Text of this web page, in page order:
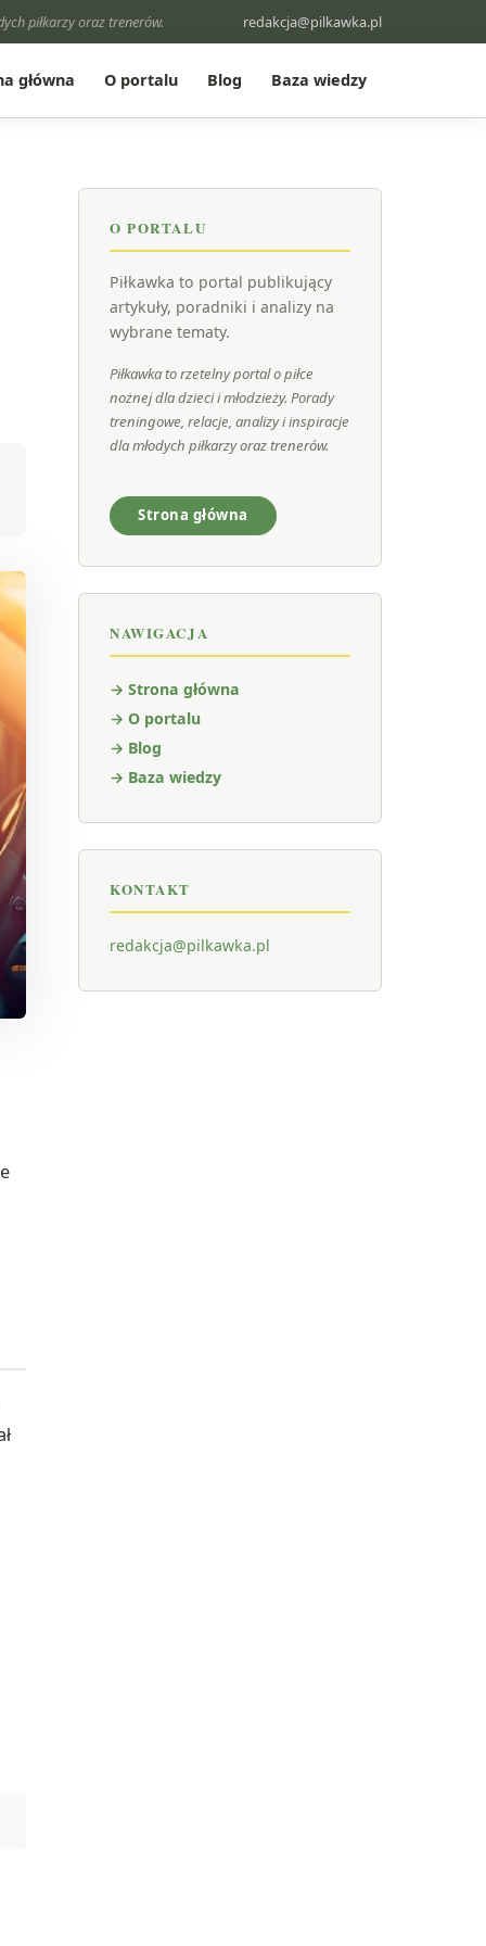
piłkarzy oraz trenerów. redakcja@pilkawka.pl
główna O portalu Blog Baza wiedzy
O PORTALU
Piłkawka to portal publikujący
artykuły, poradniki i analizy na
wybrane tematy.
Piłkawka to rzetelny portal o piłce
nożnej dla dzieci i młodzieży. Porady
treningowe, relacje, analizy i inspiracje
dla młodych piłkarzy oraz trenerów.
Strona główna
NAWIGACJA
→ Strona główna
→ O portalu
→ Blog
→ Baza wiedzy
KONTAKT
redakcja@pilkawka.pl